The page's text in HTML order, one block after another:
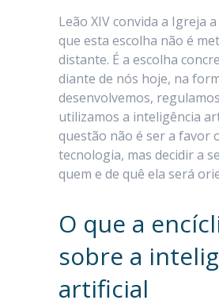
Leão XIV convida a Igreja
que esta escolha não é
distante. É a escolha
diante de nós hoje, na
desenvolvemos,
utilizamos a inteligência
questão não é ser a favor
tecnologia, mas decidir a
quem e de quê ela será
O que a
sobre a
artificial